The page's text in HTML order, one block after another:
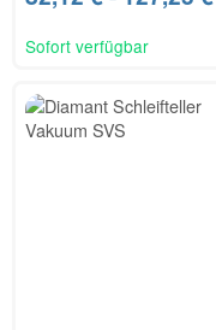
Sofort verfügbar